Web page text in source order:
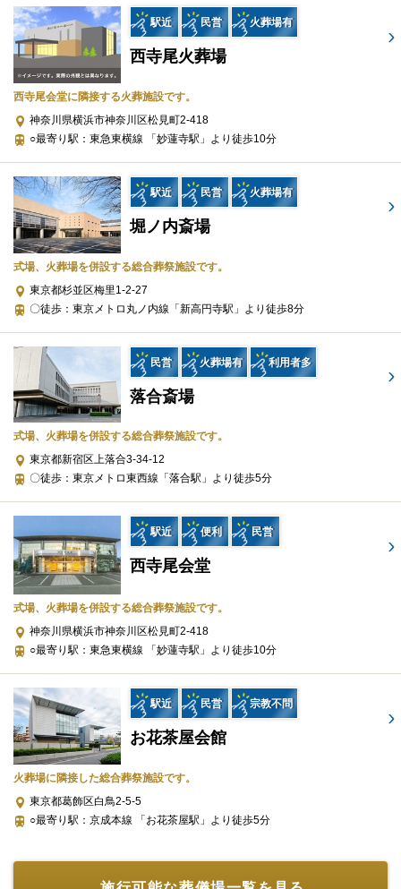
宗教・宗派を問わない柔軟な対応、明瞭な費用提示、万全のサポ
ート体制など、すべてにおいて遺族の想いに寄り添う姿勢を貫い
ています。
かたちでお手伝いする」という考え方です。
この理念のもと「まごころ葬儀の創造」を実現することを使命と
し、葬儀というかけがえのない時間を通して、供養文化や家族の
絆を大切にする社会づくりに貢献しています。
単に葬送の流れを進めるのではなく、故人とご遺族の想いをつな
事前相談から葬儀後まで一貫して対応
公益社 東京本社では、葬儀の実施にとどまらず、葬儀前後の各種
手続きや供養に関するサポートまで幅広く対応しています。
具体的には、位牌や仏壇の手配から、香典返しの調整、お墓や相
続に関する相談に至るまで、心を込めたサポートをしておりま
このような体制により、ご家族が葬儀以外の不安を抱えることな
く、落ち着いてお別れの時間を迎えられるよう配慮されていま
す。
宗教や規模を問わない柔軟なサービス
公益社 東京本社では、仏式・神式・キリスト教・無宗教といった
宗教・宗派を問わず、あらゆる葬儀形式に対応可能です。
ごく親しい方々との家族葬から、企業単位で執り行う社葬やお別
れの会まで、きめ細やかにお応えする体制を整えています。
ご遺族の希望を尊重しながら、必要な要素を丁寧に組み立て、最
規模の大小にかかわらず、丁寧な対応が期待できる点も特長で
駅近 民営 火葬場有
西寺尾火葬場
西寺尾会堂に隣接する火葬施設です。
神奈川県横浜市神奈川区松見町2-418
○最寄り駅：東急東横線 「妙蓮寺駅」より徒歩10分
駅近 民営 火葬場有
堀ノ内斎場
式場、火葬場を併設する総合葬祭施設です。
東京都杉並区梅里1-2-27
〇徒歩：東京メトロ丸ノ内線「新高円寺駅」より徒歩8分
民営 火葬場有 利用者多
落合斎場
式場、火葬場を併設する総合葬祭施設です。
東京都新宿区上落合3-34-12
〇徒歩：東京メトロ東西線「落合駅」より徒歩5分
駅近 便利 民営
西寺尾会堂
式場、火葬場を併設する総合葬祭施設です。
神奈川県横浜市神奈川区松見町2-418
○最寄り駅：東急東横線 「妙蓮寺駅」より徒歩10分
駅近 民営 宗教不問
お花茶屋会館
火葬場に隣接した総合葬祭施設です。
東京都葛飾区白鳥2-5-5
○最寄り駅：京成本線 「お花茶屋駅」より徒歩5分